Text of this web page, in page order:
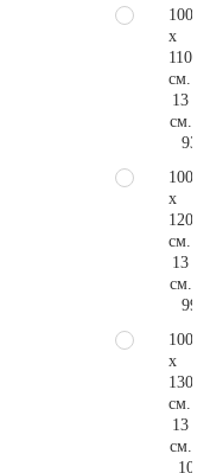
100
x
110
см.
13
см.
100
x
120
см.
13
см.
100
x
130
см.
13
см.